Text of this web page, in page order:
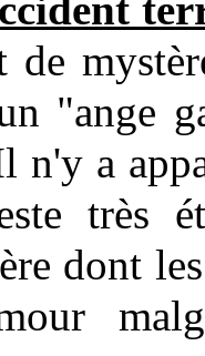
de
"ange
n'y a
très
dont